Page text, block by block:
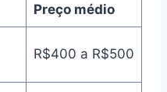
Preço médio
R$400 a R$500